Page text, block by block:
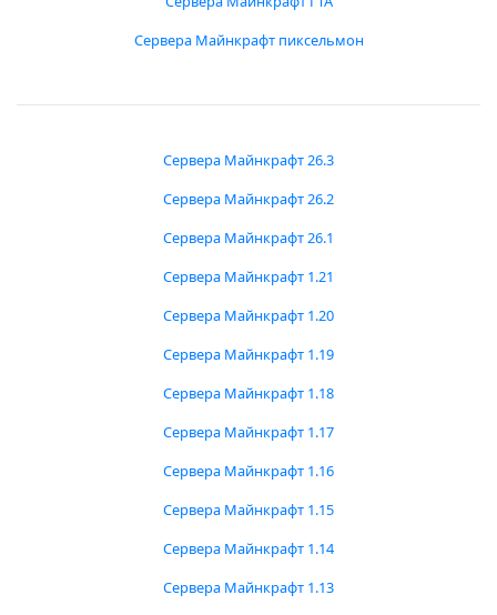
Сервера Майнкрафт пиксельмон
Сервера Майнкрафт 26.3
Сервера Майнкрафт 26.2
Сервера Майнкрафт 26.1
Сервера Майнкрафт 1.21
Сервера Майнкрафт 1.20
Сервера Майнкрафт 1.19
Сервера Майнкрафт 1.18
Сервера Майнкрафт 1.17
Сервера Майнкрафт 1.16
Сервера Майнкрафт 1.15
Сервера Майнкрафт 1.14
Сервера Майнкрафт 1.13